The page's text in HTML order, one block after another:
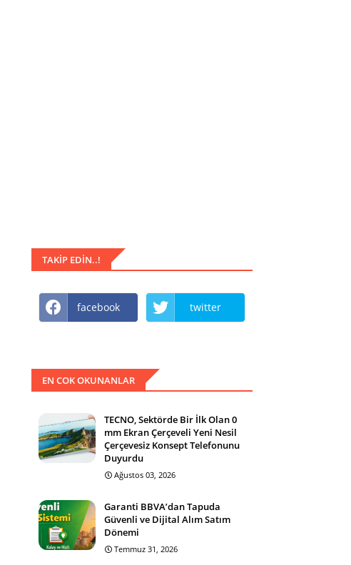
TAKIP EDIN..!
facebook twitter
EN COK OKUNANLAR
TECNO, Sektörde Bir İlk Olan 0
mm Ekran Çerçeveli Yeni Nesil
Çerçevesiz Konsept Telefonunu
Duyurdu
Ağustos 03, 2026
Garanti BBVA’dan Tapuda
Güvenli ve Dijital Alım Satım
Dönemi
Temmuz 31, 2026